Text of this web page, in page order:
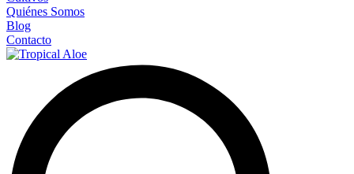
Quiénes Somos
Blog
Contacto